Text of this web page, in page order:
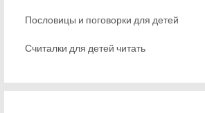
Пословицы и поговорки для детей
Считалки для детей читать